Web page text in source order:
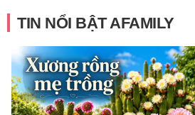
TIN NỔI BẬT AFAMILY